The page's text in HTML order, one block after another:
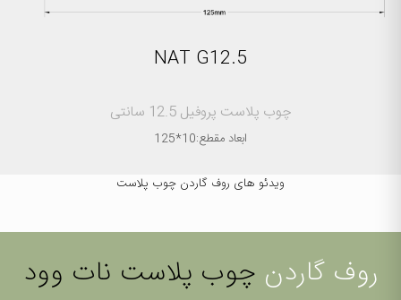
NAT G12.5
چوب پلاست پروفیل 12.5 سانتی
ابعاد مقطع:10*125
ویدئو های روف گاردن چوب پلاست
روف گاردن چوب پلاست نات وود